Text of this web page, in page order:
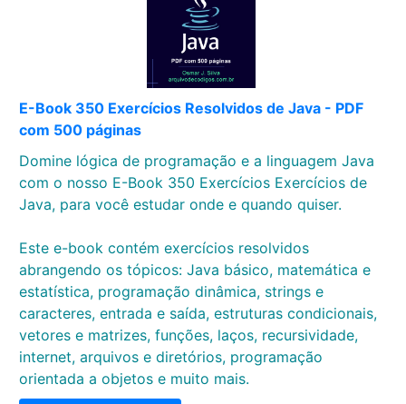
E-Book 350 Exercícios Resolvidos de Java - PDF
com 500 páginas
Domine lógica de programação e a linguagem Java
com o nosso E-Book 350 Exercícios Exercícios de
Java, para você estudar onde e quando quiser.
Este e-book contém exercícios resolvidos
abrangendo os tópicos: Java básico, matemática e
estatística, programação dinâmica, strings e
caracteres, entrada e saída, estruturas condicionais,
vetores e matrizes, funções, laços, recursividade,
internet, arquivos e diretórios, programação
orientada a objetos e muito mais.